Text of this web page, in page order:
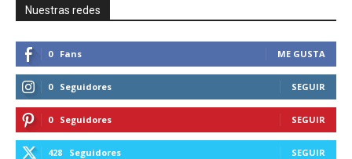
Nuestras redes
0 Fans ME GUSTA
0 Seguidores SEGUIR
0 Seguidores SEGUIR
428 Seguidores SEGUIR